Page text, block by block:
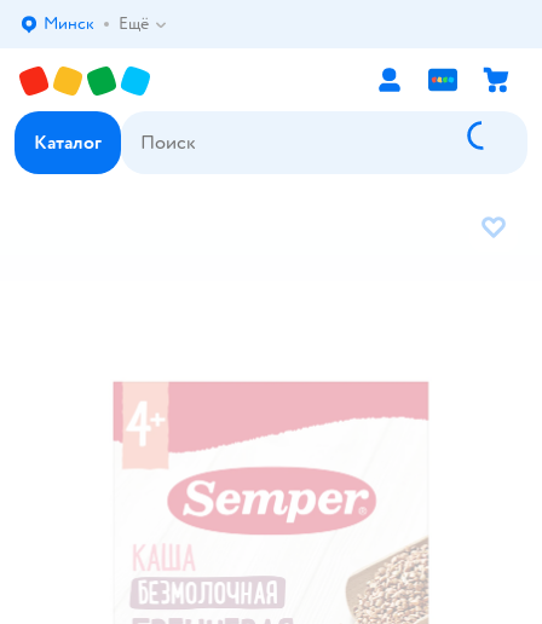
Выбор адреса доставки.
Минск Ещё
Каталог
В